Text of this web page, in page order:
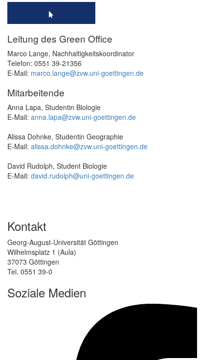
KONTAKTFORMULAR
Leitung des Green Office
Marco Lange, Nachhaltigkeitskoordinator
Telefon: 0551 39-21356
E-Mail: marco.lange@zvw.uni-goettingen.de
Mitarbeitende
Anna Lapa, Studentin Biologie
E-Mail: anna.lapa@zvw.uni-goettingen.de
Alissa Dohnke, Studentin Geographie
E-Mail: alissa.dohnke@zvw.uni-goettingen.de
David Rudolph, Student Biologie
E-Mail: david.rudolph@uni-goettingen.de
Kontakt
Georg-August-Universität Göttingen
Wilhelmsplatz 1 (Aula)
37073 Göttingen
Tel. 0551 39-0
Soziale Medien